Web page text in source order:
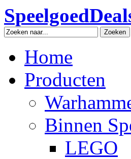
Zoeken
Home
Producten
Binnen
LEGO